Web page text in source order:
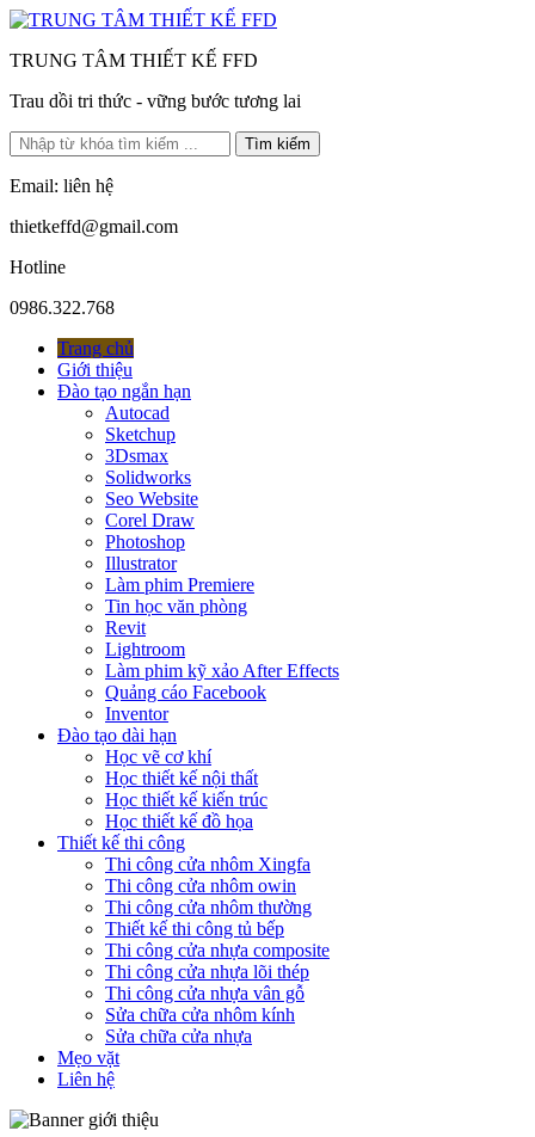
TRUNG TÂM THIẾT KẾ FFD
Trau dồi tri thức - vững bước tương lai
Tìm kiếm
Email: liên hệ
thietkeffd@gmail.com
Hotline
0986.322.768
Trang chủ
Giới thiệu
Đào tạo ngắn hạn
Autocad
Sketchup
3Dsmax
Solidworks
Seo Website
Corel Draw
Photoshop
Illustrator
Làm phim Premiere
Tin học văn phòng
Revit
Lightroom
Làm phim kỹ xảo After Effects
Quảng cáo Facebook
Inventor
Đào tạo dài hạn
Học vẽ cơ khí
Học thiết kế nội thất
Học thiết kế kiến trúc
Học thiết kế đồ họa
Thiết kế thi công
Thi công cửa nhôm Xingfa
Thi công cửa nhôm owin
Thi công cửa nhôm thường
Thiết kế thi công tủ bếp
Thi công cửa nhựa composite
Thi công cửa nhựa lõi thép
Thi công cửa nhựa vân gỗ
Sửa chữa cửa nhôm kính
Sửa chữa cửa nhựa
Mẹo vặt
Liên hệ